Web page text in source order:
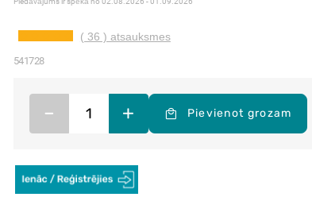
( 36 ) atsauksmes
541728
– + Pievienot grozam